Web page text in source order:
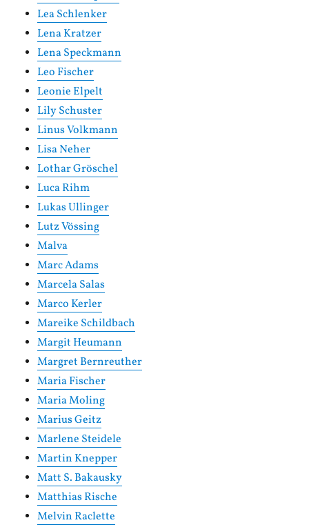
Lea Schlenker
Lena Kratzer
Lena Speckmann
Leo Fischer
Leonie Elpelt
Lily Schuster
Linus Volkmann
Lisa Neher
Lothar Gröschel
Luca Rihm
Lukas Ullinger
Lutz Vössing
Malva
Marc Adams
Marcela Salas
Marco Kerler
Mareike Schildbach
Margit Heumann
Margret Bernreuther
Maria Fischer
Maria Moling
Marius Geitz
Marlene Steidele
Martin Knepper
Matt S. Bakausky
Matthias Rische
Melvin Raclette